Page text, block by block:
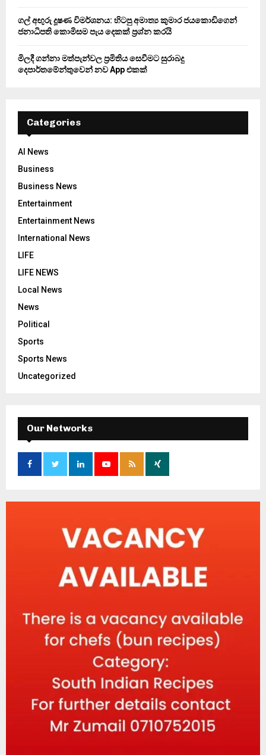
ගල් අඟුරු දූෂණ විමර්ශනය: හිටපු අමාත්‍ය කුමාර ජයකොඩිගෙන්
ජනාධිපති කොමිසම පැය දෙකක් ප්‍රශ්න කරයි
මිලදී ගන්නා මත්පැන්වල ප්‍රමිතිය සෙවීමට සුරාබදු
දෙපාර්තමේන්තුවෙන් නව App එකක්
Categories
AI News
Business
Business News
Entertainment
Entertainment News
International News
LIFE
LIFE NEWS
Local News
News
Political
Sports
Sports News
Uncategorized
Our Networks